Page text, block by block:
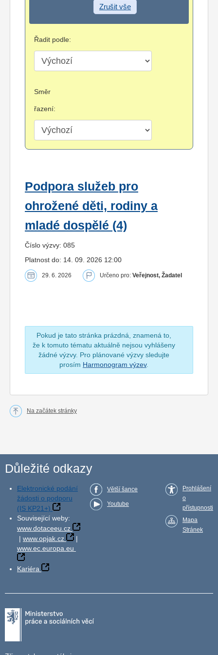
Zrušit vše
Řadit podle:
Směr
řazení:
Podpora služeb pro
ohrožené děti, rodiny a
mladé dospělé (4)
Číslo výzvy: 085
Platnost do: 14. 09. 2026 12:00
29. 6. 2026 Určeno pro: Veřejnost, Žadatel
Pokud je tato stránka prázdná, znamená to,
že k tomuto tématu aktuálně nejsou vyhlášeny
žádné výzvy. Pro plánované výzvy sledujte
prosím Harmonogram výzev.
Na začátek stránky
Důležité odkazy
Elektronické podání
žádosti o podporu
(IS KP21+)
Související weby:
www.dotaceeu.cz
| www.opjak.cz
|
www.ec.europa.eu
Kariéra
Větší šance
Youtube
Prohlášení
o
přístupnosti
Mapa
Stránek